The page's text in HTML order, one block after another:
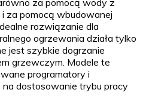
za pomocą wody z
za pomocą wbudowanej
rozwiązanie dla
ogrzewania działa tylko
jest szybkie dogrzanie
grzewczym. Modele te
programatory i
dostosowanie trybu pracy